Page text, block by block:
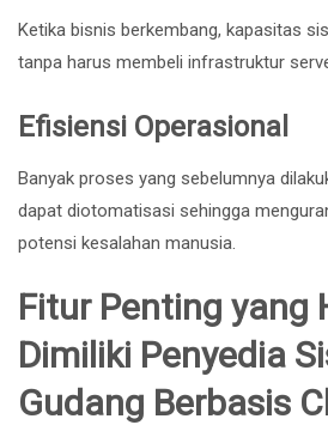
Ketika bisnis berkembang, kapasitas
tanpa harus membeli infrastruktur
Efisiensi Operasional
Banyak proses yang sebelumnya
dapat diotomatisasi sehingga
potensi kesalahan manusia.
Fitur Penting yang
Dimiliki Penyedia
Gudang Berbasis